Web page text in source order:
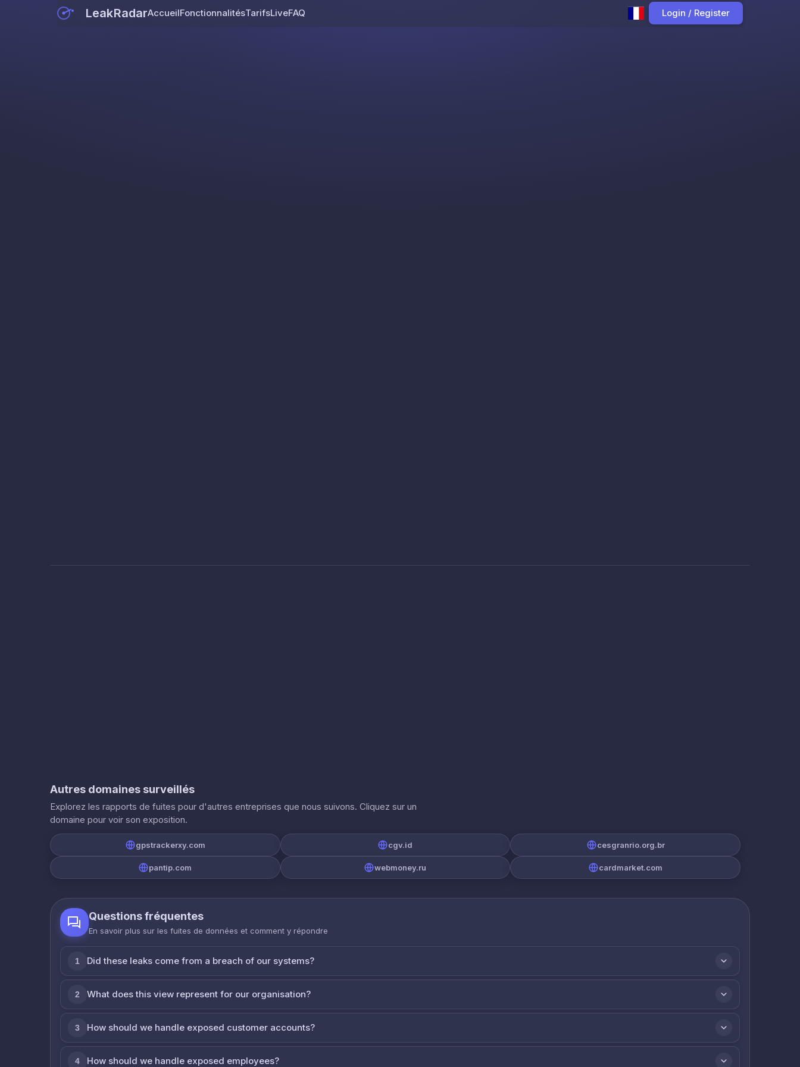
LeakRadarAccueilFonctionnalitésTarifsLiveFAQ Login / Register
Autres domaines surveillés
Explorez les rapports de fuites pour d'autres entreprises que nous suivons. Cliquez sur un
domaine pour voir son exposition.
gpstrackerxy.com cgv.id cesgranrio.org.br
pantip.com webmoney.ru cardmarket.com
Questions fréquentes
En savoir plus sur les fuites de données et comment y répondre
1 Did these leaks come from a breach of our systems?
2 What does this view represent for our organisation?
3 How should we handle exposed customer accounts?
4 How should we handle exposed employees?